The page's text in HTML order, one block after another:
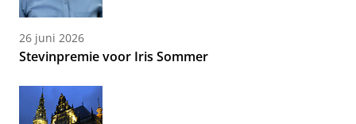
26 juni 2026
Stevinpremie voor Iris Sommer